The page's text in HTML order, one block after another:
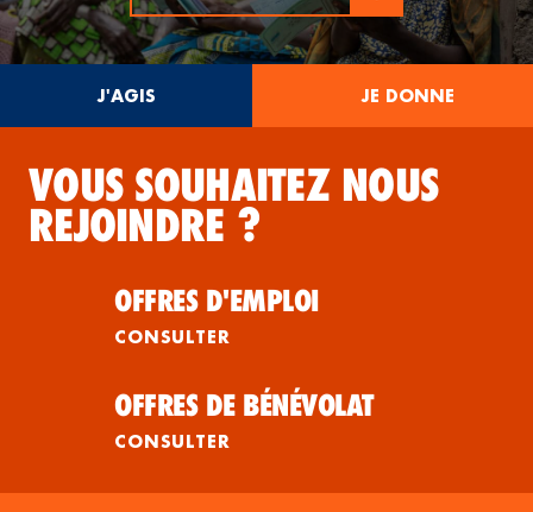
J'AGIS JE DONNE
VOUS SOUHAITEZ NOUS
REJOINDRE ?
OFFRES D'EMPLOI
CONSULTER
OFFRES DE BÉNÉVOLAT
CONSULTER